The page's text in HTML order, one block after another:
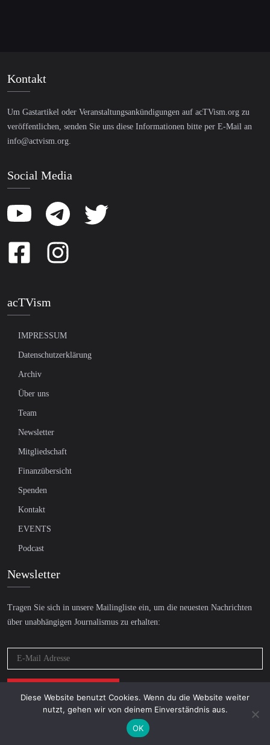
Kontakt
Um Gastartikel oder Veranstaltungsankündigungen auf acTVism.org zu
veröffentlichen, senden Sie uns diese Informationen bitte per E-Mail an
info@actvism.org.
Social Media
acTVism
IMPRESSUM
Datenschutzerklärung
Archiv
Über uns
Team
Newsletter
Mitgliedschaft
Finanzübersicht
Spenden
Kontakt
EVENTS
Podcast
Newsletter
Tragen Sie sich in unsere Mailingliste ein, um die neuesten Nachrichten
über unabhängigen Journalismus zu erhalten:
© 2026 AcTVism Munich e.V. | All rights reserved.
Diese Website benutzt Cookies. Wenn du die Website weiter
nutzt, gehen wir von deinem Einverständnis aus.
OK